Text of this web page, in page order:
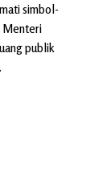
simbol-
Menteri
publik